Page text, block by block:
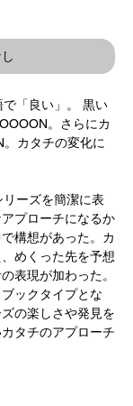
で「良い」。 黒い
。さらにカ
。カタチの変化に
ーズを簡潔に表
プローチになるか
構想があった。カ
めくった先を予想
表現が加わった。
ックタイプとな
の楽しさや発見を
タチのアプローチ